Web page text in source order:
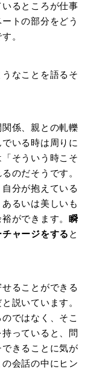
るところが仕事
トの部分をどう
。
なことを語るそ
係、親との軋轢
いる時は周りに
そういう時こそ
のだそうです。
分が抱えている
るいは美しいも
ができます。 瞬
ャージをする と
ることができる
説いています。
ではなく、そこ
っていると、問
きることに気が
会話の中にヒン